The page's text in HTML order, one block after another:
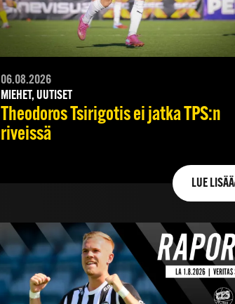
06.08.2026
MIEHET, UUTISET
Theodoros Tsirigotis ei jatka TPS:n
riveissä
LUE LISÄÄ